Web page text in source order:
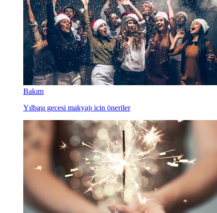
Bakım
Yılbaşı gecesi makyajı için öneriler